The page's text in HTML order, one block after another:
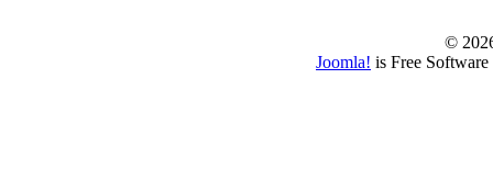
©
Joomla! is Free